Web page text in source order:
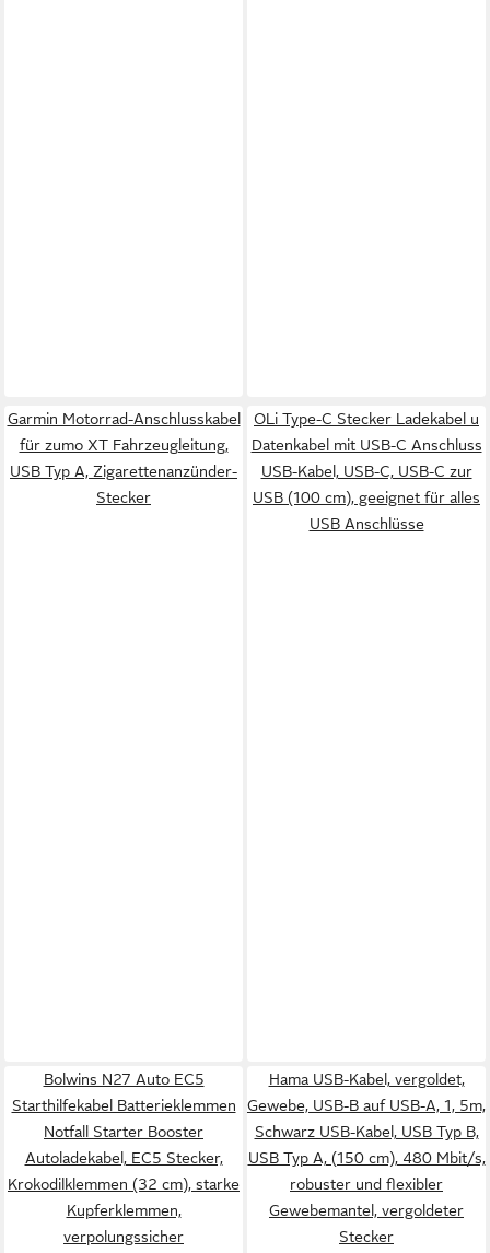
Garmin Motorrad-Anschlusskabel
für zumo XT Fahrzeugleitung,
USB Typ A, Zigarettenanzünder-
Stecker
OLi Type-C Stecker Ladekabel u
Datenkabel mit USB-C Anschluss
USB-Kabel, USB-C, USB-C zur
USB (100 cm), geeignet für alles
USB Anschlüsse
Bolwins N27 Auto EC5
Starthilfekabel Batterieklemmen
Notfall Starter Booster
Autoladekabel, EC5 Stecker,
Krokodilklemmen (32 cm), starke
Kupferklemmen,
verpolungssicher
Hama USB-Kabel, vergoldet,
Gewebe, USB-B auf USB-A, 1, 5m,
Schwarz USB-Kabel, USB Typ B,
USB Typ A, (150 cm), 480 Mbit/s,
robuster und flexibler
Gewebemantel, vergoldeter
Stecker